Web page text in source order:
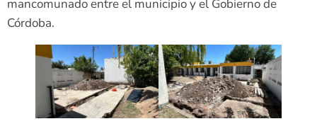
mancomunado entre el municipio y el Gobierno de
Córdoba.